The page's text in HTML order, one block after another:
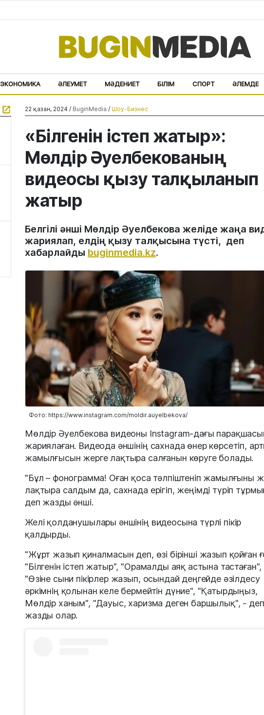
ЭКОНОМИКА ӘЛЕУМЕТ МӘДЕНИЕТ БІЛІМ СПОРТ ӘЛЕМДЕ
22 қазан, 2024 / BuginMedia / Шоу-Бизнес
«Білгенін істеп жатыр»:
Мөлдір Әуелбекованың
видеосы қызу талқыланып
жатыр
Белгілі әнші Мөлдір Әуелбекова желіде жаңа
жариялап, елдің қызу талқысына түсті, деп
хабарлайды buginmedia.kz.
Фото: https://www.instagram.com/moldir.auyelbekova/
Мөлдір Әуелбекова видеоны Instagram-дағы
жариялаған. Видеода әншінің сахнада өнер көрсетіп,
жамылғысын жерге лақтыра салғанын көруге болады.
"Бұл – фонограмма! Оған қоса тәлпіштеніп жамылғыны
лақтыра салдым да, сахнада ерігіп, жеңімді түріп
деп жазды әнші.
Желі қолданушылары әншінің видеосына түрлі пікір
қалдырды.
"Жұрт жазып қиналмасын деп, өзі бірінші жазып қойған
"Білгенін істеп жатыр", "Орамалды аяқ астына тастаған",
"Өзіне сыни пікірлер жазып, осындай деңгейде әзілдесу
әркімнің қолынан келе бермейтін дүние", "Қатырдыңыз,
Мөлдір ханым", "Дауыс, харизма деген баршылық", - деп
жазды олар.